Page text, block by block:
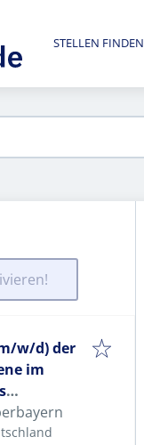
STELLEN FINDEN
w/d) der
im